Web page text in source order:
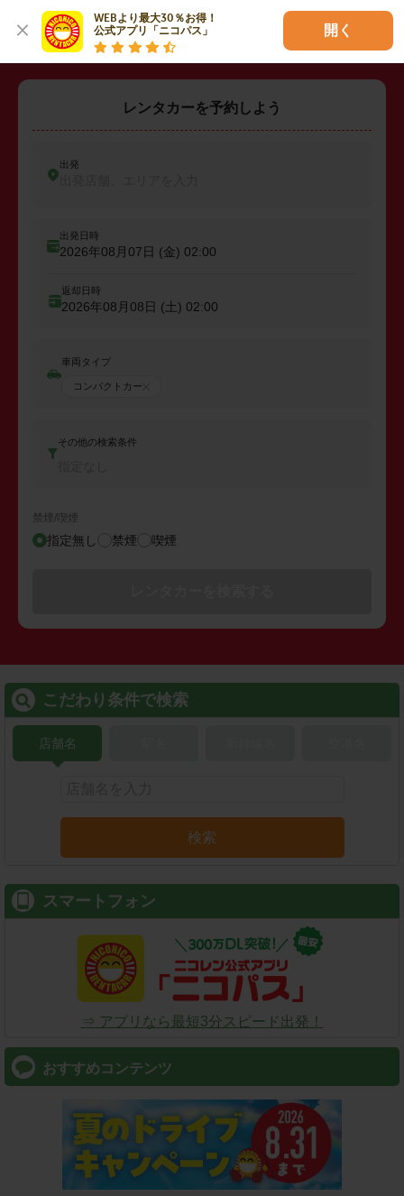
WEBより最大30％お得！
公式アプリ「ニコパス」
開く
レンタカーを予約しよう
出発
出発日時
2026年08月07日 (金) 02:00
返却日時
2026年08月08日 (土) 02:00
車両タイプ
コンパクトカー
その他の検索条件
禁煙/喫煙
指定無し 禁煙 喫煙
こだわり条件で検索
店舗名
検索
スマートフォン
⇒ アプリなら最短3分スピード出発！
おすすめコンテンツ